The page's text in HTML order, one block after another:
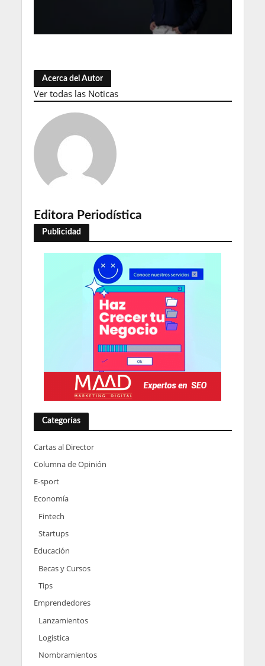
Acerca del Autor
Ver todas las Noticas
Editora Periodística
Publicidad
Categorías
Cartas al Director
Columna de Opinión
E-sport
Economía
Fintech
Startups
Educación
Becas y Cursos
Tips
Emprendedores
Lanzamientos
Logistica
Nombramientos